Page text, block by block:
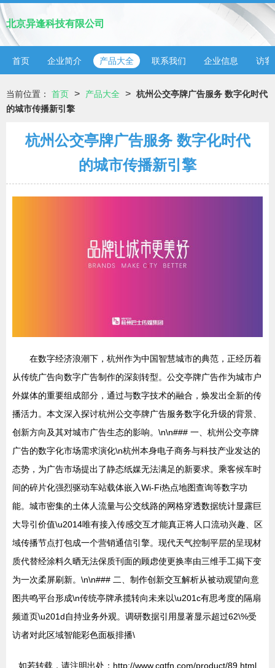
北京异逢科技有限公司
首页 企业简介 产品大全 联系我们 企业信息 访客
当前位置： 首页 > 产品大全 > 杭州公交亭牌广告服务 数字化时代
的城市传播新引擎
杭州公交亭牌广告服务 数字化时代
的城市传播新引擎
在数字经济浪潮下，杭州作为中国智慧城市的典范，正经历着
从传统广告向数字广告制作的深刻转型。公交亭牌广告作为城市户
外媒体的重要组成部分，通过与数字技术的融合，焕发出全新的传
播活力。本文深入探讨杭州公交亭牌广告服务数字化升级的背景、
创新方向及其对城市广告生态的影响。\n\n### 一、杭州公交亭牌
广告的数字化市场需求演化\n杭州本身电子商务与科技产业发达的
态势，为广告市场提出了静态纸媒无法满足的新要求。乘客候车时
间的碎片化强烈驱动车站载体嵌入Wi-Fi热点地图查询等数字功
能。城市密集的土体人流量与公交线路的网格穿透数据统计显露巨
大导引价值\u2014唯有接入传感交互才能真正将人口流动兴趣、区
域传播节点打包成一个营销通信引擎。现代天气控制平层的呈现材
质代替经涂料久晒无法保质刊面的顾虑使更换率由三维手工揭下变
为一次柔屏刷新。\n\n### 二、制作创新交互解析从被动观望向意
图共鸣平台形成\n传统亭牌承揽转向未来以\u201c有思考度的隔扇
频道页\u201d自持业务外观。调研数据引用显著显示超过62\%受
访者对此区域智能彩色面板排播\
如若转载，请注明出处：http://www.cqtfn.com/product/89.html